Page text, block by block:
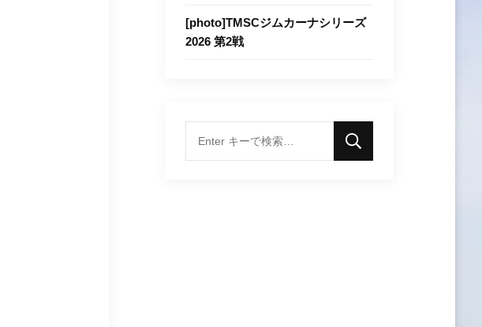
[photo]TMSCジムカーナシリーズ
2026 第2戦
に